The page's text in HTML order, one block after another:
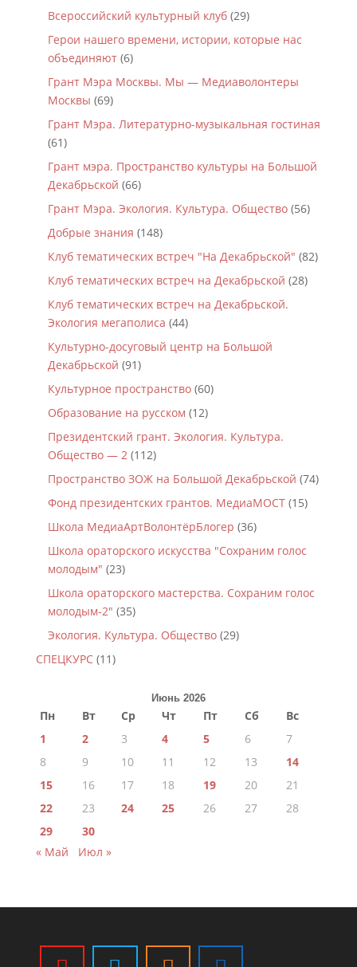
Всероссийский культурный клуб(29)
Герои нашего времени, истории, которые нас
объединяют(6)
Грант Мэра Москвы. Мы — Медиаволонтеры
Москвы (69)
Грант Мэра. Литературно-музыкальная гостиная
(61)
Грант мэра. Пространство культуры на Большой
Декабрьской (66)
Грант Мэра. Экология. Культура. Общество(56)
Добрые знания (148)
Клуб тематических встреч "На Декабрьской" (82)
Клуб тематических встреч на Декабрьской (28)
Клуб тематических встреч на Декабрьской.
Экология мегаполиса (44)
Культурно-досуговый центр на Большой
Декабрьской (91)
Культурное пространство(60)
Образование на русском (12)
Президентский грант. Экология. Культура.
Общество — 2(112)
Пространство ЗОЖ на Большой Декабрьской (74)
Фонд президентских грантов. МедиаМОСТ(15)
Школа МедиаАртВолонтёрБлогер (36)
Школа ораторского искусства "Сохраним голос
молодым" (23)
Школа ораторского мастерства. Сохраним голос
молодым-2" (35)
Экология. Культура. Общество(29)
СПЕЦКУРС(11)
Июнь 2026
Пн Вт Ср Чт Пт Сб
Вс
1
2 3 4 5 6
7
8
9 10 11 12 13
14
15
16 17 18 19 20
21
22
23 24 25 26 27
28
29
30
« Май
Июл »